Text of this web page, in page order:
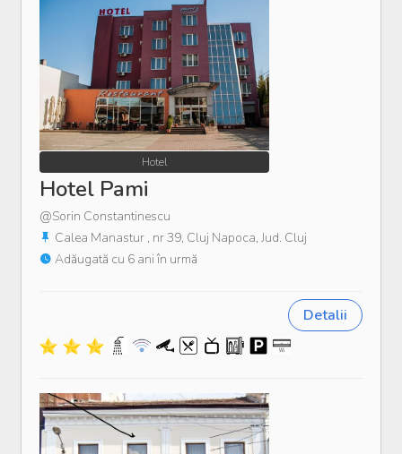
Hotel
Hotel Pami
@Sorin Constantinescu
Calea Manastur , nr 39, Cluj Napoca, Jud. Cluj
Adăugată cu 6 ani în urmă
Detalii